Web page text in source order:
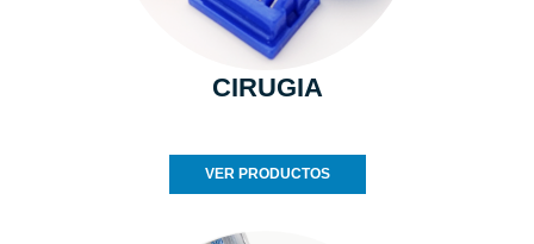
CIRUGIA
VER PRODUCTOS